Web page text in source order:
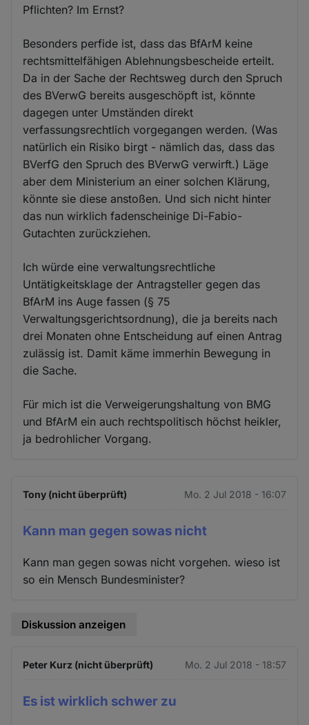
Pflichten? Im Ernst?
Besonders perfide ist, dass das BfArM keine
rechtsmittelfähigen Ablehnungsbescheide erteilt.
Da in der Sache der Rechtsweg durch den Spruch
des BVerwG bereits ausgeschöpft ist, könnte
dagegen unter Umständen direkt
verfassungsrechtlich vorgegangen werden. (Was
natürlich ein Risiko birgt - nämlich das, dass das
BVerfG den Spruch des BVerwG verwirft.) Läge
aber dem Ministerium an einer solchen Klärung,
könnte sie diese anstoßen. Und sich nicht hinter
das nun wirklich fadenscheinige Di-Fabio-
Gutachten zurückziehen.
Ich würde eine verwaltungsrechtliche
Untätigkeitsklage der Antragsteller gegen das
BfArM ins Auge fassen (§ 75
Verwaltungsgerichtsordnung), die ja bereits nach
drei Monaten ohne Entscheidung auf einen Antrag
zulässig ist. Damit käme immerhin Bewegung in
die Sache.
Für mich ist die Verweigerungshaltung von BMG
und BfArM ein auch rechtspolitisch höchst heikler,
ja bedrohlicher Vorgang.
Tony (nicht überprüft) Mo. 2 Jul 2018 - 16:07
Kann man gegen sowas nicht
Kann man gegen sowas nicht vorgehen. wieso ist
so ein Mensch Bundesminister?
Diskussion anzeigen
Peter Kurz (nicht überprüft) Mo. 2 Jul 2018 - 18:57
Es ist wirklich schwer zu